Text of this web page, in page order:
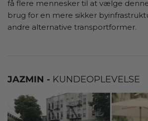
få flere mennesker til at vælge
brug for en mere sikker
andre alternative transportformer.
JAZMIN - KUNDEOPLEVELSE